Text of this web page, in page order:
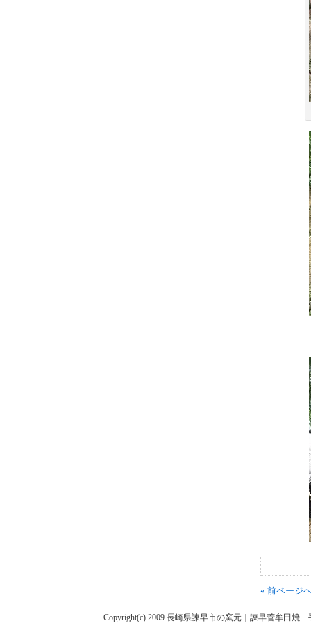
« 前ページ
Copyright(c) 2009 長崎県諫早市の窯元｜諫早菅牟田焼